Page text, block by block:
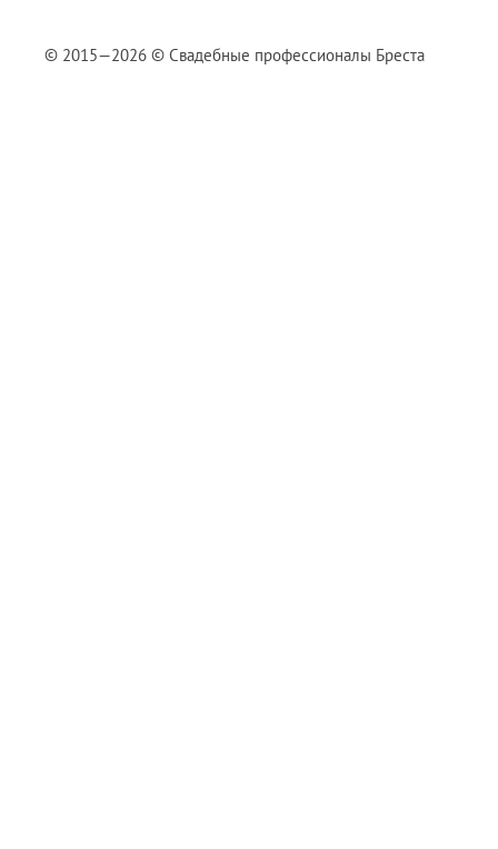
© 2015—2026 © Свадебные профессионалы Бреста